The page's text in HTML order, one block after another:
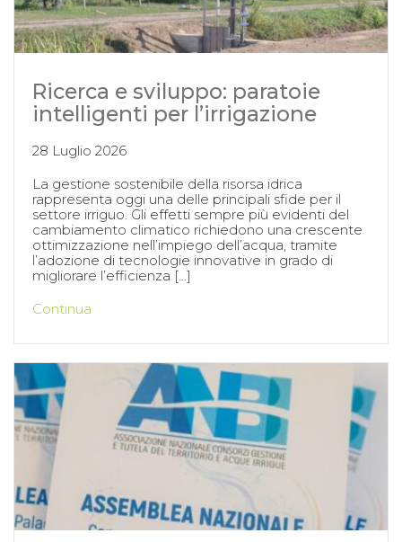
Ricerca e sviluppo: paratoie
intelligenti per l’irrigazione
28 Luglio 2026
La gestione sostenibile della risorsa idrica
rappresenta oggi una delle principali sfide per il
settore irriguo. Gli effetti sempre più evidenti del
cambiamento climatico richiedono una crescente
ottimizzazione nell’impiego dell’acqua, tramite
l’adozione di tecnologie innovative in grado di
migliorare l’efficienza […]
Continua